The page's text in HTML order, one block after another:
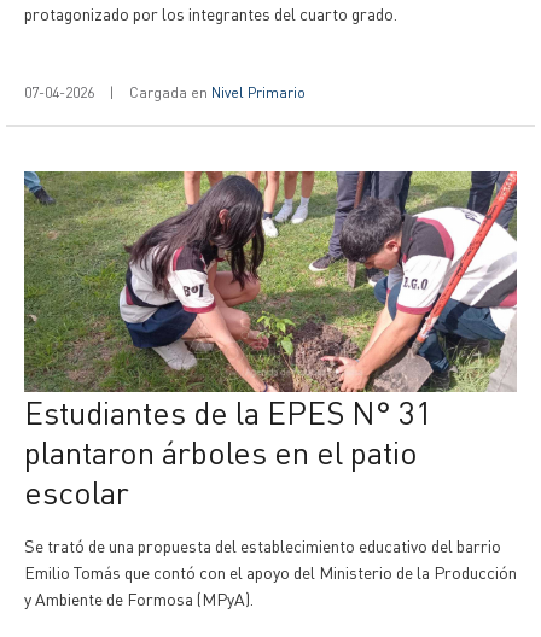
protagonizado por los integrantes del cuarto grado.
07-04-2026 | Cargada en Nivel Primario
Estudiantes de la EPES N° 31
plantaron árboles en el patio
escolar
Se trató de una propuesta del establecimiento educativo del barrio
Emilio Tomás que contó con el apoyo del Ministerio de la Producción
y Ambiente de Formosa (MPyA).